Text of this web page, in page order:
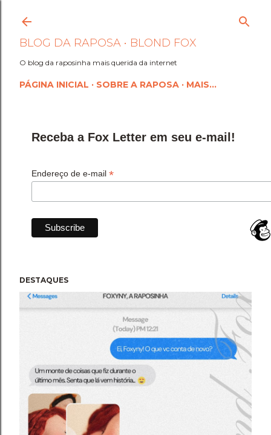
Pular para o conteúdo
BLOG DA RAPOSA • BLOND FOX
O blog da raposinha mais querida da internet
PÁGINA INICIAL SOBRE A RAPOSA MAIS…
Receba a Fox Letter em seu e-mail!
Endereço de e-mail *
DESTAQUES